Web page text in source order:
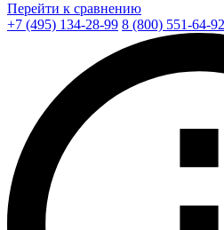
Перейти к сравнению
+7 (495) 134-28-99 8 (800) 551-64-92